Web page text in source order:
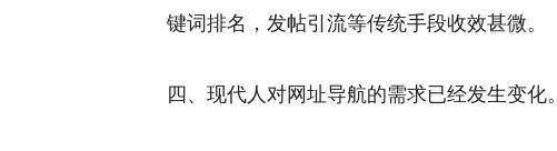
键词排名，发帖引流等传统手段收效甚微。
四、现代人对网址导航的需求已经发生变化。